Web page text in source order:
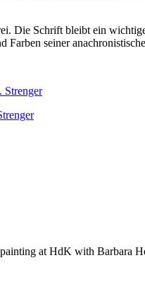
Die Schrift bleibt ein
Farben seiner
Strenger
at HdK with Barbara